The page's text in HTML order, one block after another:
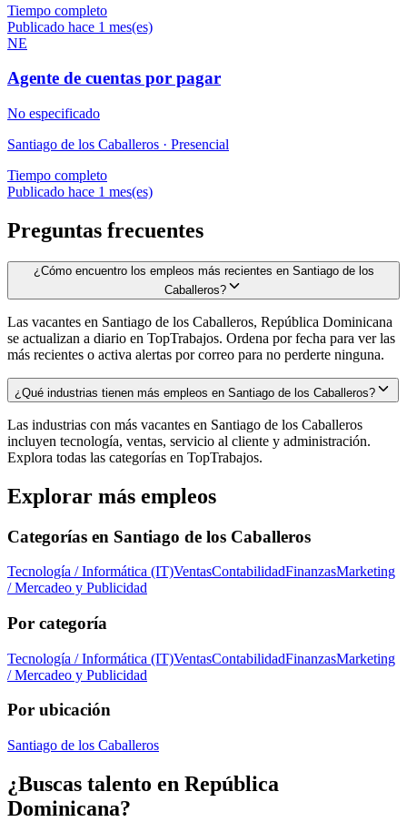
Tiempo completo
Publicado hace 1 mes(es)
NE
Agente de cuentas por pagar
No especificado
Santiago de los Caballeros · Presencial
Tiempo completo
Publicado hace 1 mes(es)
Preguntas frecuentes
¿Cómo encuentro los empleos más recientes en Santiago de los
Caballeros?
Las vacantes en Santiago de los Caballeros, República Dominicana
se actualizan a diario en TopTrabajos. Ordena por fecha para ver las
más recientes o activa alertas por correo para no perderte ninguna.
¿Qué industrias tienen más empleos en Santiago de los Caballeros?
Las industrias con más vacantes en Santiago de los Caballeros
incluyen tecnología, ventas, servicio al cliente y administración.
Explora todas las categorías en TopTrabajos.
Explorar más empleos
Categorías en Santiago de los Caballeros
Tecnología / Informática (IT)VentasContabilidadFinanzasMarketing
/ Mercadeo y Publicidad
Por categoría
Tecnología / Informática (IT)VentasContabilidadFinanzasMarketing
/ Mercadeo y Publicidad
Por ubicación
Santiago de los Caballeros
¿Buscas talento en República
Dominicana?